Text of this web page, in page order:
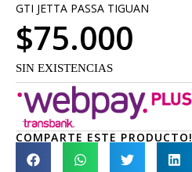
GTI JETTA PASSA TIGUAN
$75.000
SIN EXISTENCIAS
COMPARTE ESTE PRODUCTO!